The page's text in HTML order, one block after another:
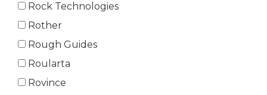
Rock Technologies
Rother
Rough Guides
Roularta
Rovince